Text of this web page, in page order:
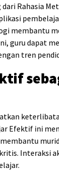
Rahasia
membantu
guru dapat
tren
Efektif ini
Interaksi